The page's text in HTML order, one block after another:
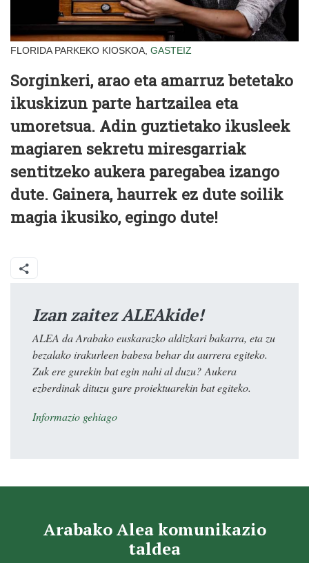
FLORIDA PARKEKO KIOSKOA, GASTEIZ
Sorginkeri, arao eta amarruz betetako
ikuskizun parte hartzailea eta
umoretsua. Adin guztietako ikusleek
magiaren sekretu miresgarriak
sentitzeko aukera paregabea izango
dute. Gainera, haurrek ez dute soilik
magia ikusiko, egingo dute!
Izan zaitez ALEAkide!
ALEA da Arabako euskarazko aldizkari bakarra, eta zu
bezalako irakurleen babesa behar du aurrera egiteko.
Zuk ere gurekin bat egin nahi al duzu? Aukera
ezberdinak dituzu gure proiektuarekin bat egiteko.
Informazio gehiago
Arabako Alea komunikazio
taldea